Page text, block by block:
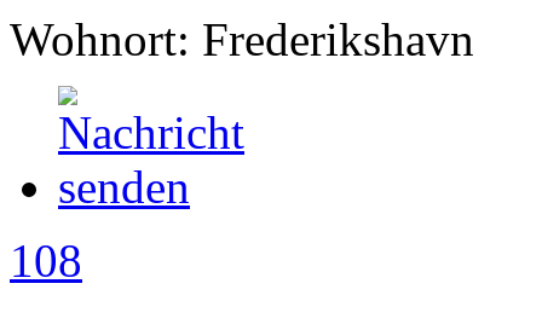
Wohnort: Frederikshavn
108